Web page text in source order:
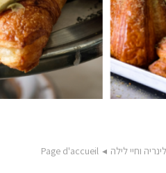
Page d'accueil ◂ וחיי לילה